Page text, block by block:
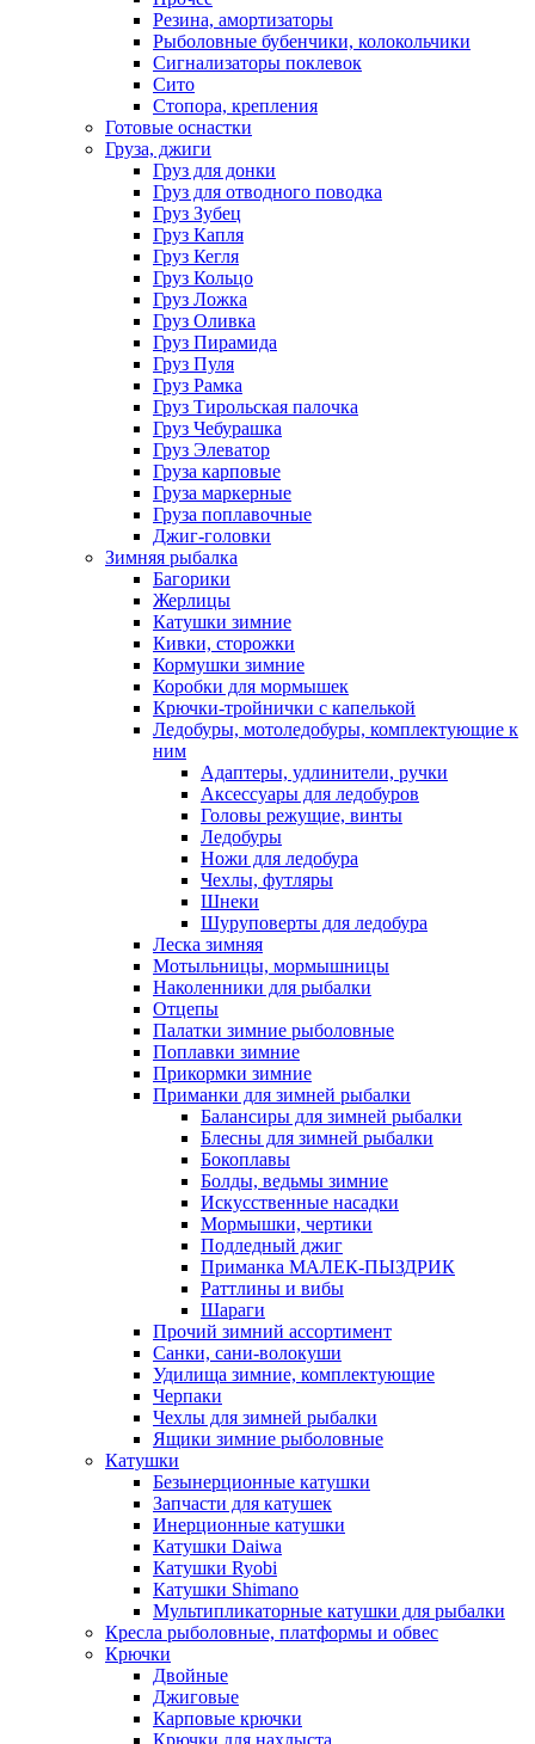
Резина, амортизаторы
Рыболовные бубенчики, колокольчики
Сигнализаторы поклевок
Сито
Стопора, крепления
Готовые оснастки
Груза, джиги
Груз для донки
Груз для отводного поводка
Груз Зубец
Груз Капля
Груз Кегля
Груз Кольцо
Груз Ложка
Груз Оливка
Груз Пирамида
Груз Пуля
Груз Рамка
Груз Тирольская палочка
Груз Чебурашка
Груз Элеватор
Груза карповые
Груза маркерные
Груза поплавочные
Джиг-головки
Зимняя рыбалка
Багорики
Жерлицы
Катушки зимние
Кивки, сторожки
Кормушки зимние
Коробки для мормышек
Крючки-тройнички с капелькой
Ледобуры, мотоледобуры, комплектующие к
ним
Адаптеры, удлинители, ручки
Аксессуары для ледобуров
Головы режущие, винты
Ледобуры
Ножи для ледобура
Чехлы, футляры
Шнеки
Шуруповерты для ледобура
Леска зимняя
Мотыльницы, мормышницы
Наколенники для рыбалки
Отцепы
Палатки зимние рыболовные
Поплавки зимние
Прикормки зимние
Приманки для зимней рыбалки
Балансиры для зимней рыбалки
Блесны для зимней рыбалки
Бокоплавы
Болды, ведьмы зимние
Искусственные насадки
Мормышки, чертики
Подледный джиг
Приманка МАЛЕК-ПЫЗДРИК
Раттлины и вибы
Шараги
Прочий зимний ассортимент
Санки, сани-волокуши
Удилища зимние, комплектующие
Черпаки
Чехлы для зимней рыбалки
Ящики зимние рыболовные
Катушки
Безынерционные катушки
Запчасти для катушек
Инерционные катушки
Катушки Daiwa
Катушки Ryobi
Катушки Shimano
Мультипликаторные катушки для рыбалки
Кресла рыболовные, платформы и обвес
Крючки
Двойные
Джиговые
Карповые крючки
Крючки для нахлыста